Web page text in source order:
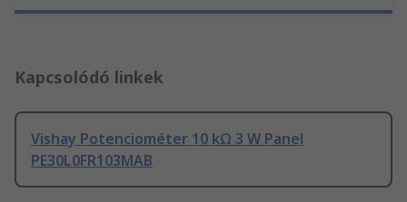
Kapcsolódó linkek
Vishay Potenciométer 10 kΩ 3 W Panel
PE30L0FR103MAB